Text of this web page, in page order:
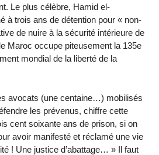
Le plus célèbre, Hamid el-
à trois ans de détention pour « non-
de nuire à la sécurité intérieure de
Maroc occupe piteusement la 135e
mondial de la liberté de la
avocats (une centaine…) mobilisés
les prévenus, chiffre cette
cent soixante ans de prison, si on
avoir manifesté et réclamé une vie
! Une justice d’abattage… » Il faut